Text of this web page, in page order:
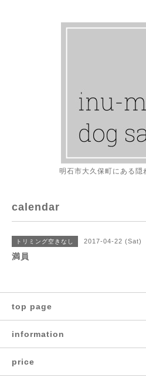
明石市大久保町にある隠
calendar
トリミング空きなし 2017-04-22 (Sat)
満員
top page
information
price